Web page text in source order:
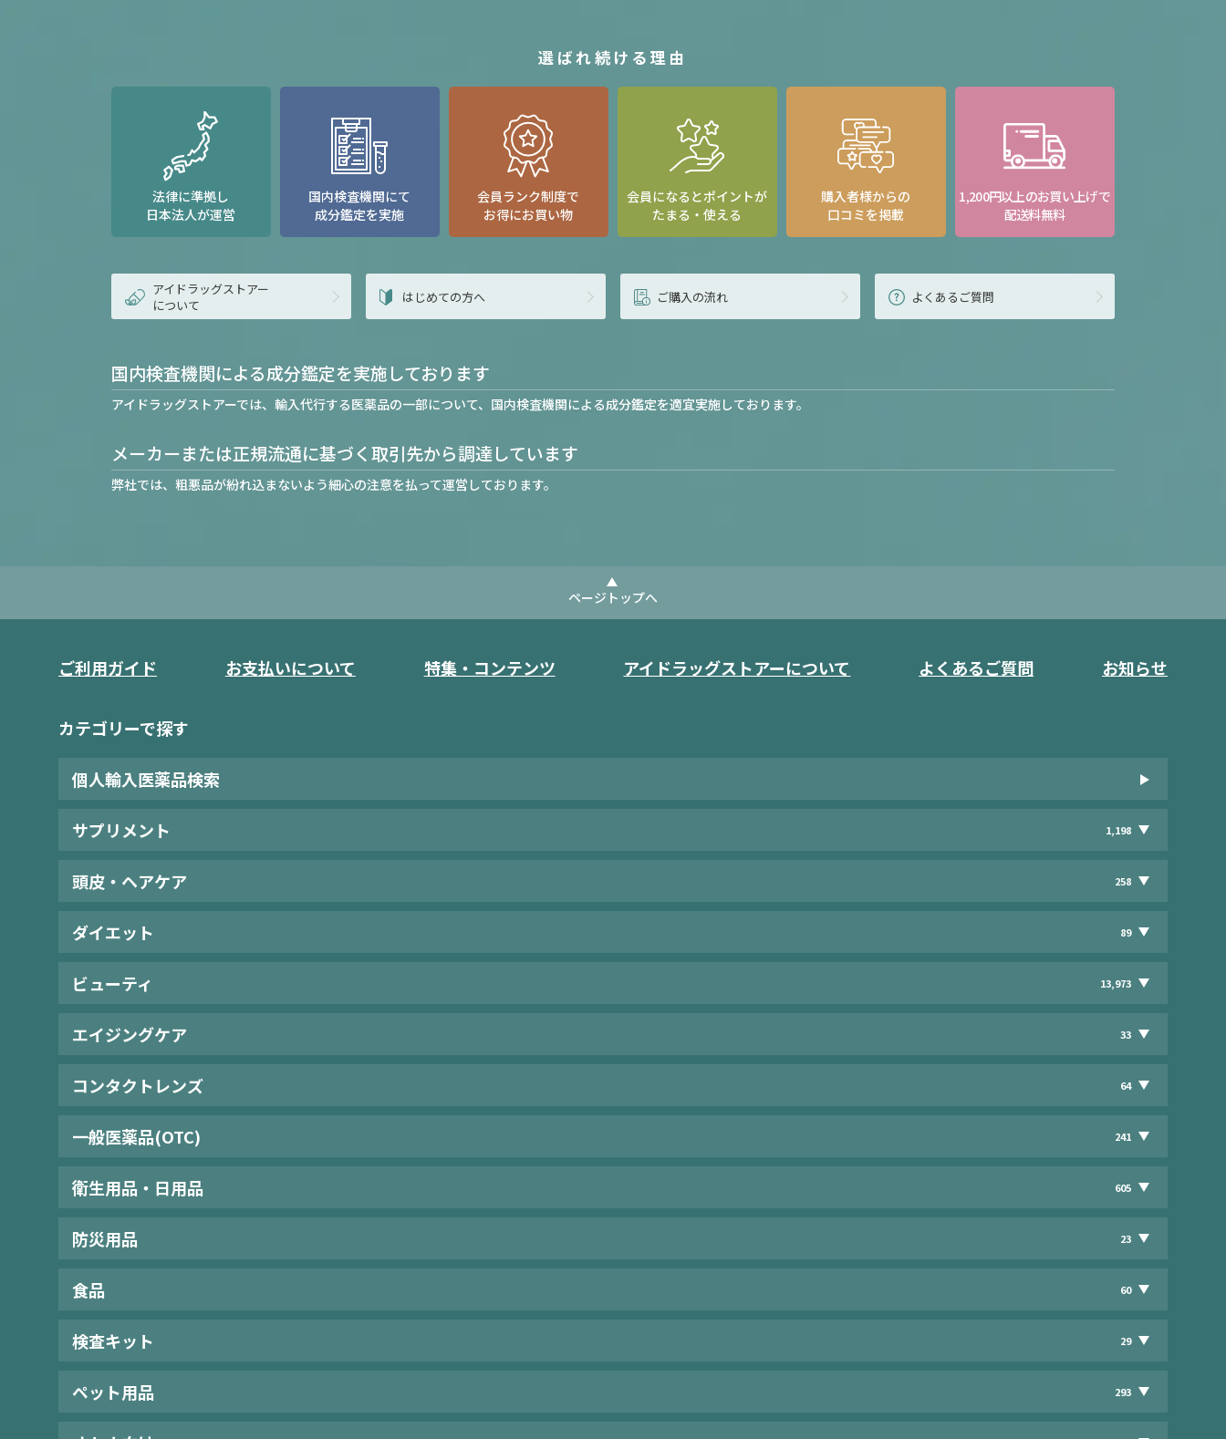
選ばれ続ける理由
法律に準拠し
日本法人が運営
国内検査機関にて
成分鑑定を実施
会員ランク制度で
お得にお買い物
会員になるとポイントが
たまる・使える
購入者様からの
口コミを掲載
1,200円以上のお買い上げで
配送料無料
アイドラッグストアー
について
はじめての方へ ご購入の流れ よくあるご質問
国内検査機関による成分鑑定を実施しております
アイドラッグストアーでは、輸入代行する医薬品の一部について、国内検査機関による成分鑑定を適宜実施しております。
メーカーまたは正規流通に基づく取引先から調達しています
弊社では、粗悪品が紛れ込まないよう細心の注意を払って運営しております。
ページトップへ
ご利用ガイド お支払いについて 特集・コンテンツ アイドラッグストアーについて よくあるご質問 お知らせ
カテゴリーで探す
個人輸入医薬品検索
サプリメント 1,198
頭皮・ヘアケア 258
ダイエット 89
ビューティ 13,973
エイジングケア 33
コンタクトレンズ 64
一般医薬品(OTC) 241
衛生用品・日用品 605
防災用品 23
食品 60
検査キット 29
ペット用品 293